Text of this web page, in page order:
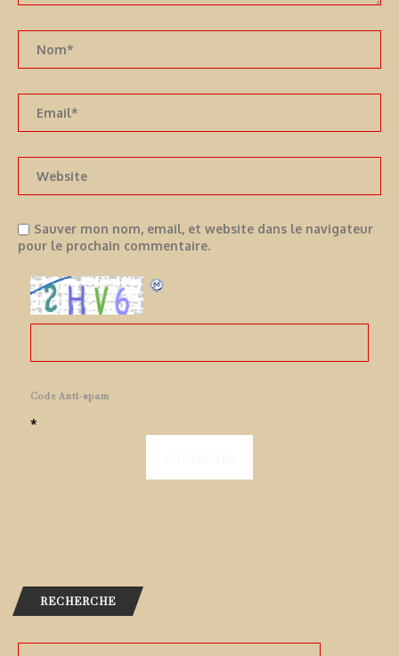
Sauver mon nom, email, et website dans le navigateur
pour le prochain commentaire.
Code Anti-spam
*
RECHERCHE